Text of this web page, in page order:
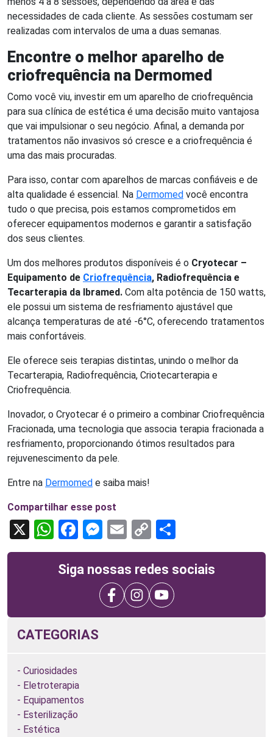
necessidades de cada cliente. As sessões costumam ser
realizadas com intervalos de uma a duas semanas.
Encontre o melhor aparelho de
criofrequência na Dermomed
Como você viu, investir em um aparelho de criofrequência
para sua clínica de estética é uma decisão muito vantajosa
que vai impulsionar o seu negócio. Afinal, a demanda por
tratamentos não invasivos só cresce e a criofrequência é
uma das mais procuradas.
Para isso, contar com aparelhos de marcas confiáveis e de
alta qualidade é essencial. Na Dermomed você encontra
tudo o que precisa, pois estamos comprometidos em
oferecer equipamentos modernos e garantir a satisfação
dos seus clientes.
Um dos melhores produtos disponíveis é o Cryotecar –
Equipamento de Criofrequência, Radiofrequência e
Tecarterapia da Ibramed. Com alta potência de 150 watts,
ele possui um sistema de resfriamento ajustável que
alcança temperaturas de até -6°C, oferecendo tratamentos
mais confortáveis.
Ele oferece seis terapias distintas, unindo o melhor da
Tecarterapia, Radiofrequência, Criotecarterapia e
Criofrequência.
Inovador, o Cryotecar é o primeiro a combinar Criofrequência
Fracionada, uma tecnologia que associa terapia fracionada a
resfriamento, proporcionando ótimos resultados para
rejuvenescimento da pele.
Entre na Dermomed e saiba mais!
Compartilhar esse post
X WhatsApp
Facebook
Messenger
Email
Copy
Link
Siga nossas redes sociais
CATEGORIAS
Curiosidades
Eletroterapia
Equipamentos
Esterilização
Estética